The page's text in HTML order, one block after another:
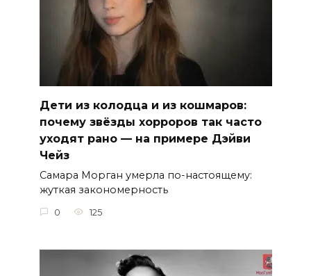
Дети из колодца и из кошмаров:
почему звёзды хорроров так часто
уходят рано — на примере Дэйви
Чейз
Самара Морган умерла по-настоящему:
жуткая закономерность
0 125